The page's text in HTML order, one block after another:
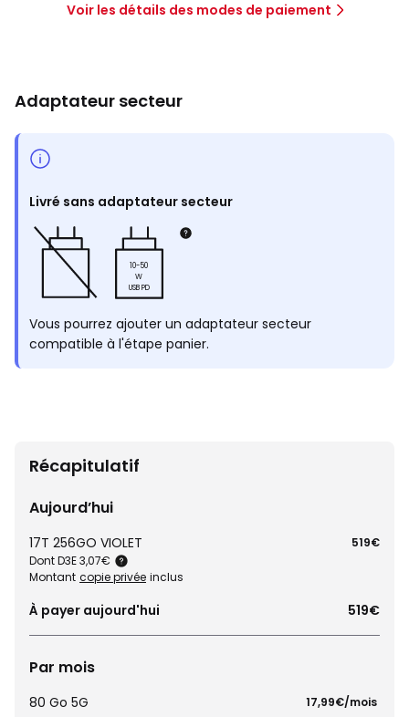
Voir les détails des modes de paiement
Adaptateur secteur
Livré sans adaptateur secteur
10-50
W
USB PD
Vous pourrez ajouter un adaptateur secteur
compatible à l'étape panier.
Récapitulatif
Aujourd’hui
17T 256GO VIOLET
Dont D3E 3,07€
Montant copie privée inclus
519€
À payer aujourd'hui 519€
Par mois
80 Go 5G 17,99€/mois